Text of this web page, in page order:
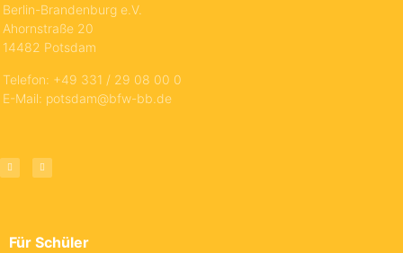
Berlin-Brandenburg e.V.
Ahornstraße 20
14482 Potsdam
Telefon: +49 331 / 29 08 00 0
E-Mail: potsdam@bfw-bb.de
Für Schüler